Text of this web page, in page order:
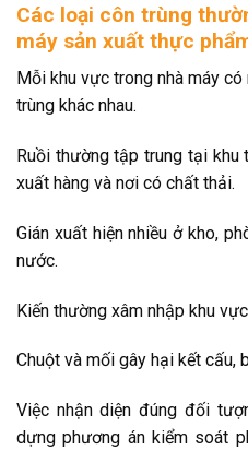
Các loại côn trùng
máy sản xuất thực
Mỗi khu vực trong nhà máy
trùng khác nhau.
Ruồi thường tập trung tại khu
xuất hàng và nơi có chất thải.
Gián xuất hiện nhiều ở kho,
nước.
Kiến thường xâm nhập khu
Chuột và mối gây hại kết cấu,
Việc nhận diện đúng đối
dựng phương án kiểm soát